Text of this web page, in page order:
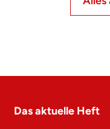
Das aktuelle Heft